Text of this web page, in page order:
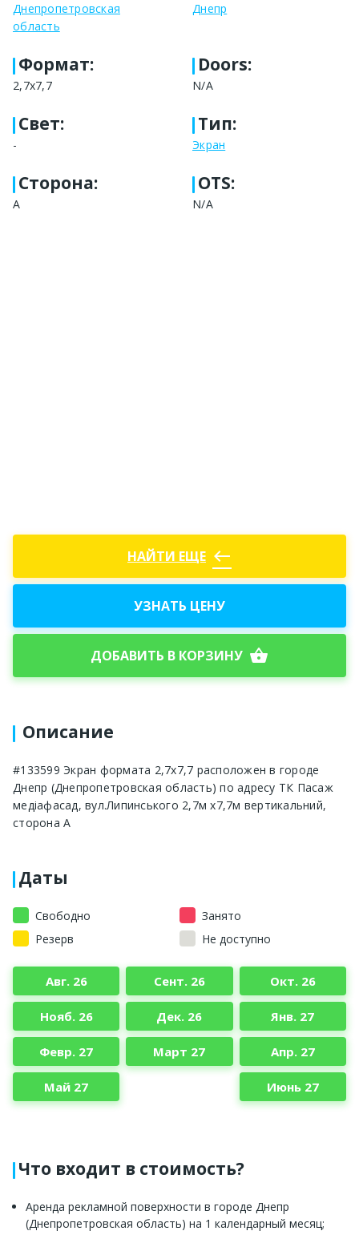
Днепропетровская
область
Днепр
Формат:
2,7х7,7
Doors:
N/A
Свет:
-
Тип:
Экран
Сторона:
А
OTS:
N/A
НАЙТИ ЕЩЕ west
УЗНАТЬ ЦЕНУ
ДОБАВИТЬ В КОРЗИНУ shopping_basket
Описание
#133599 Экран формата 2,7х7,7 расположен в городе
Днепр (Днепропетровская область) по адресу ТК Пасаж
медіафасад, вул.Липинського 2,7м х7,7м вертикальний,
сторона А
Даты
Свободно
Занято
Резерв
Не доступно
Авг. 26 Сент. 26 Окт. 26
Нояб. 26 Дек. 26 Янв. 27
Февр. 27 Март 27 Апр. 27
Май 27 Июнь 27
Что входит в стоимость?
Аренда рекламной поверхности в городе Днепр
(Днепропетровская область) на 1 календарный месяц;